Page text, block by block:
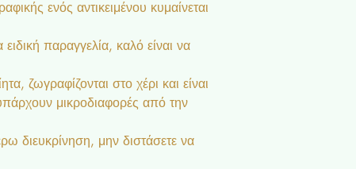
ενός αντικειμένου κυμαίνεται
παραγγελία, καλό είναι να
ζωγραφίζονται στο χέρι και είναι
μικροδιαφορές από την
διευκρίνηση, μην διστάσετε να